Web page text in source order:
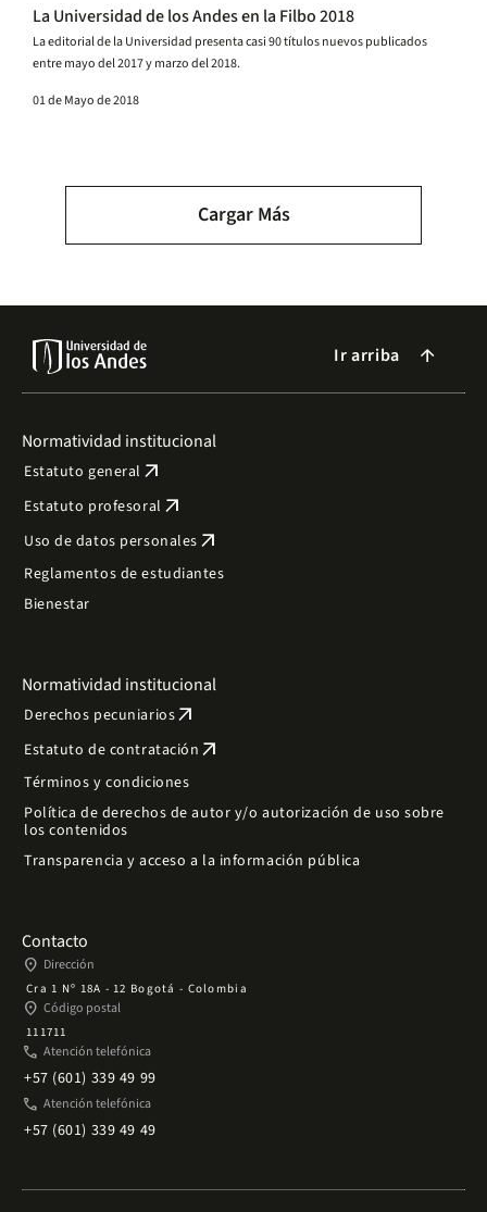
La Universidad de los Andes en la Filbo 2018
La editorial de la Universidad presenta casi 90 títulos nuevos publicados
entre mayo del 2017 y marzo del 2018.
01 de Mayo de 2018
Paginación
Cargar Más
Ir arriba arrow_forward
Normatividad institucional
Estatuto general arrow_outward
Estatuto profesoral arrow_outward
Uso de datos personales arrow_outward
Reglamentos de estudiantes
Bienestar
Normatividad institucional
Derechos pecuniariosarrow_outward
Estatuto de contratación arrow_outward
Términos y condiciones
Política de derechos de autor y/o autorización de uso sobre
los contenidos
Transparencia y acceso a la información pública
Contacto
place Dirección
Cra 1 Nº 18A - 12 Bogotá - Colombia
place Código postal
111711
phone Atención telefónica
+57 (601) 339 49 99
phone Atención telefónica
+57 (601) 339 49 49